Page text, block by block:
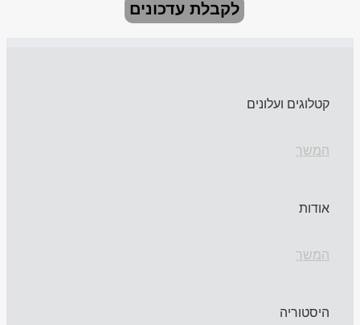
לקבלת עדכונים
קטלוגים ועלונים
המשך
אודות
המשך
היסטוריה